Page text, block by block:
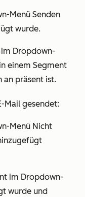
Menü Senden
wurde.
Dropdown-
einem Segment
an präsent ist.
Mail gesendet:
Menü Nicht
im Dropdown-
wurde und